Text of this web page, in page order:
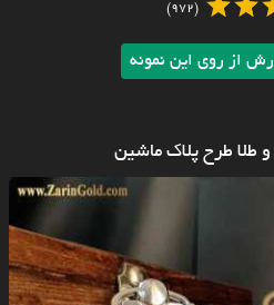
(972)
از روی این نمونه
طلا طرح پلاک ماشین